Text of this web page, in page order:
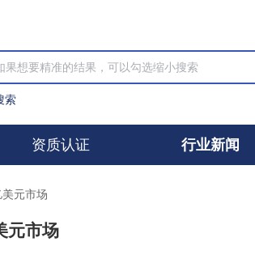
索
资质认证 行业新闻
元市场
元市场